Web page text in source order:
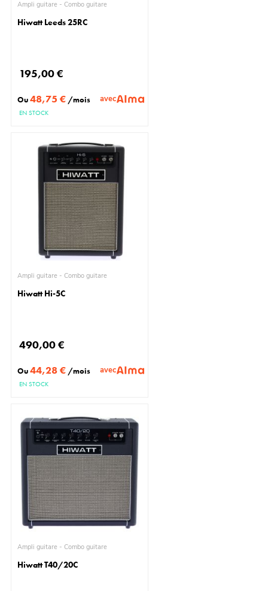
Ampli guitare - Combo guitare
Hiwatt Leeds 25RC
195,00 €
Ou48,75 € /mois avec
EN STOCK
Ampli guitare - Combo guitare
Hiwatt Hi-5C
490,00 €
Ou44,28 € /mois avec
EN STOCK
Ampli guitare - Combo guitare
Hiwatt T40/20C